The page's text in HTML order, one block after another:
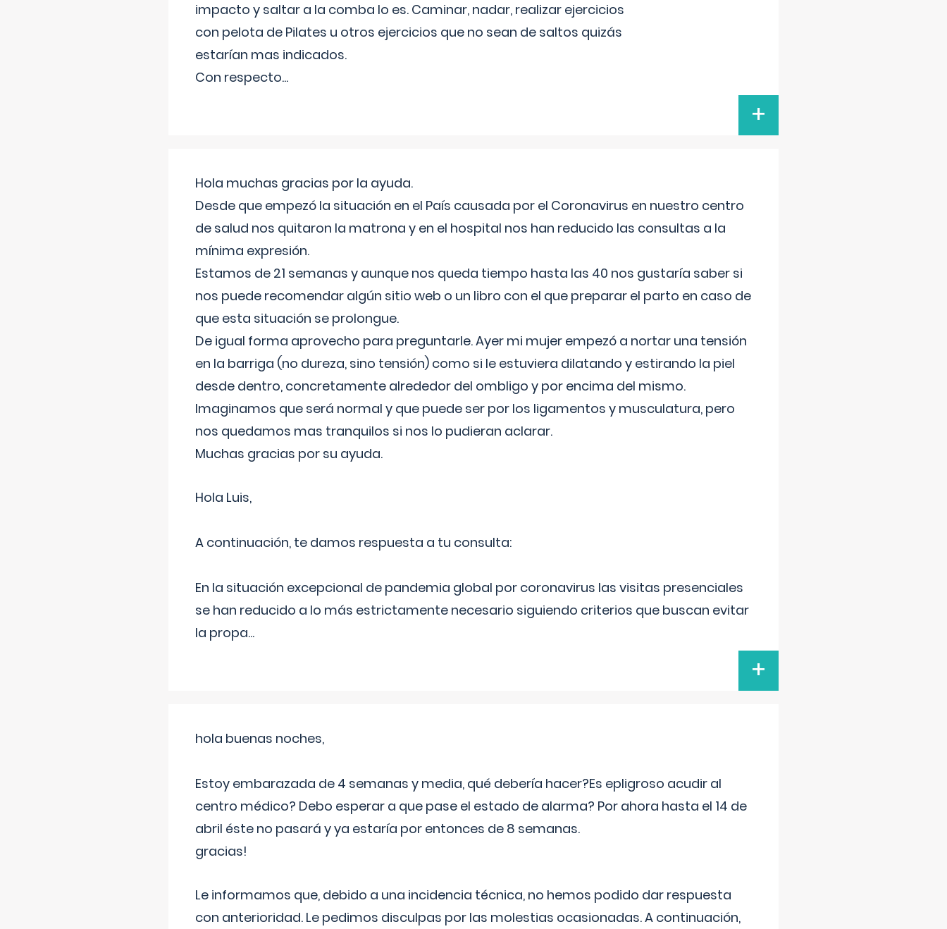
impacto y saltar a la comba lo es. Caminar, nadar, realizar ejercicios
con pelota de Pilates u otros ejercicios que no sean de saltos quizás
estarían mas indicados.
Con respecto...
+
Hola muchas gracias por la ayuda.
Desde que empezó la situación en el País causada por el Coronavirus en nuestro centro
de salud nos quitaron la matrona y en el hospital nos han reducido las consultas a la
mínima expresión.
Estamos de 21 semanas y aunque nos queda tiempo hasta las 40 nos gustaría saber si
nos puede recomendar algún sitio web o un libro con el que preparar el parto en caso de
que esta situación se prolongue.
De igual forma aprovecho para preguntarle. Ayer mi mujer empezó a nortar una tensión
en la barriga (no dureza, sino tensión) como si le estuviera dilatando y estirando la piel
desde dentro, concretamente alrededor del ombligo y por encima del mismo.
Imaginamos que será normal y que puede ser por los ligamentos y musculatura, pero
nos quedamos mas tranquilos si nos lo pudieran aclarar.
Muchas gracias por su ayuda.
Hola Luis,
A continuación, te damos respuesta a tu consulta:
En la situación excepcional de pandemia global por coronavirus las visitas presenciales
se han reducido a lo más estrictamente necesario siguiendo criterios que buscan evitar
la propa...
+
hola buenas noches,
Estoy embarazada de 4 semanas y media, qué debería hacer?Es epligroso acudir al
centro médico? Debo esperar a que pase el estado de alarma? Por ahora hasta el 14 de
abril éste no pasará y ya estaría por entonces de 8 semanas.
gracias!
Le informamos que, debido a una incidencia técnica, no hemos podido dar respuesta
con anterioridad. Le pedimos disculpas por las molestias ocasionadas. A continuación,